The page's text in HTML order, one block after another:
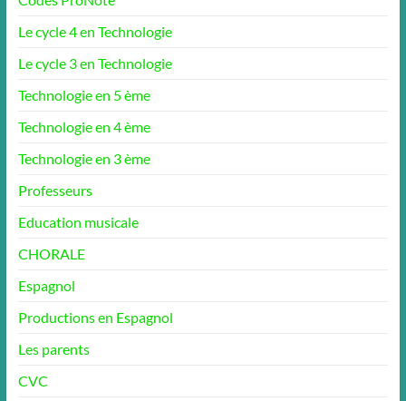
Le cycle 4 en Technologie
Le cycle 3 en Technologie
Technologie en 5 ème
Technologie en 4 ème
Technologie en 3 ème
Professeurs
Education musicale
CHORALE
Espagnol
Productions en Espagnol
Les parents
CVC